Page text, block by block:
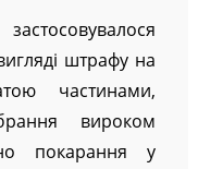
штрафу на
частинами,
вироком
покарання у